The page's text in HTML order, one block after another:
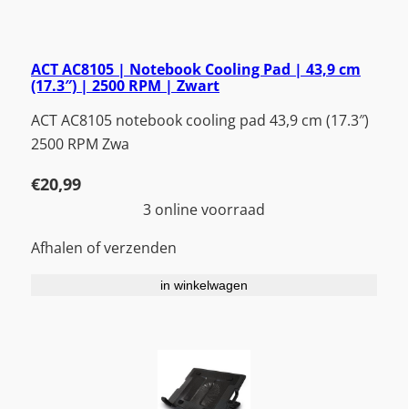
ACT AC8105 | Notebook Cooling Pad | 43,9 cm
(17.3″) | 2500 RPM | Zwart
ACT AC8105 notebook cooling pad 43,9 cm (17.3″)
2500 RPM Zwa
€20,99
3 online voorraad
Afhalen of verzenden
in winkelwagen